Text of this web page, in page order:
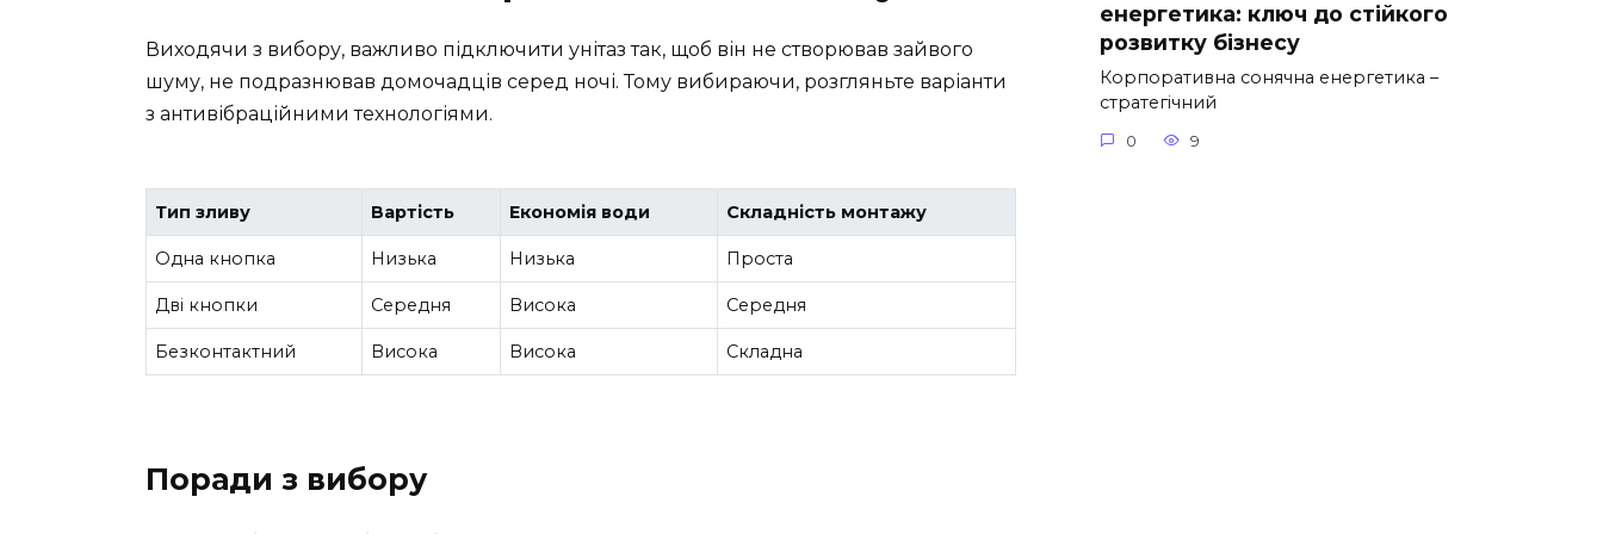
Виходячи з вибору, важливо підключити унітаз так, щоб він не створював зайвого
шуму, не подразнював домочадців серед ночі. Тому вибираючи, розгляньте варіанти
з антивібраційними технологіями.
Тип зливу Вартість Економія води Складність монтажу
Одна кнопка Низька Низька Проста
Дві кнопки Середня Висока Середня
Безконтактний Висока Висока Складна
Поради з вибору
енергетика: ключ до стійкого
розвитку бізнесу
Корпоративна сонячна енергетика –
стратегічний
0 9